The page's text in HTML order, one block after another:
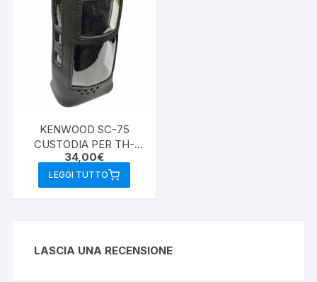
KENWOOD SC-75
CUSTODIA PER TH-
D75E
34,00€
LEGGI TUTTO
LASCIA UNA RECENSIONE